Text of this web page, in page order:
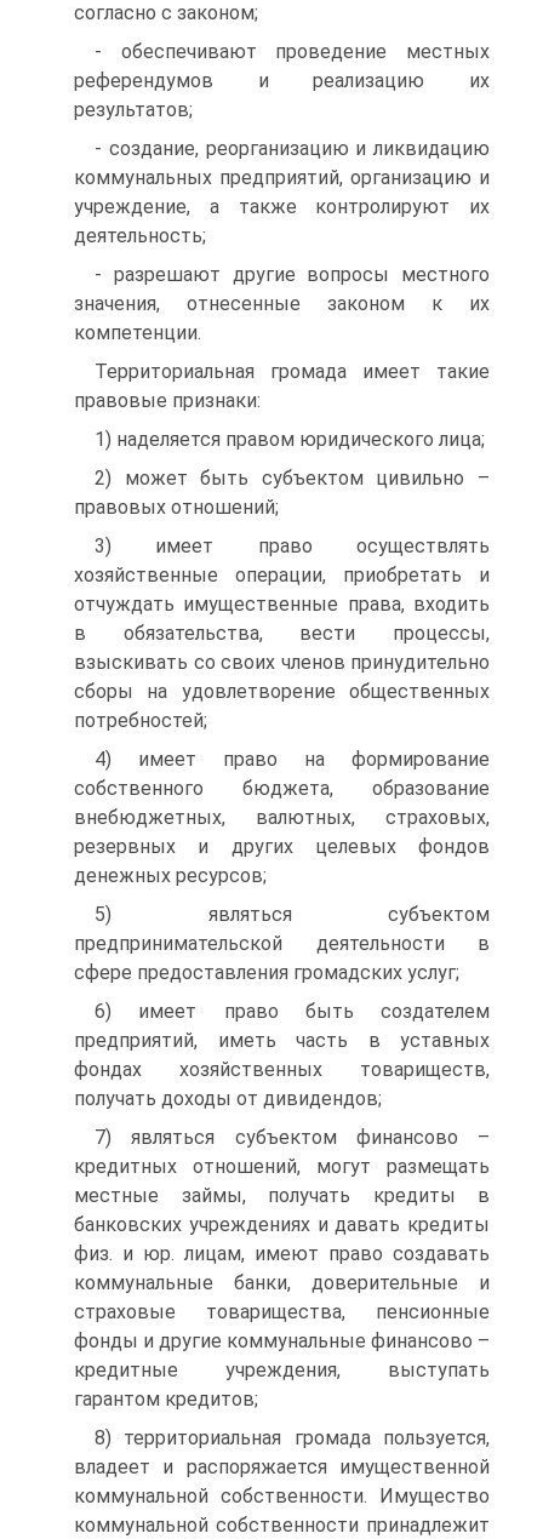
согласно с законом;
- обеспечивают проведение местных
референдумов и реализацию их
результатов;
- создание, реорганизацию и ликвидацию
коммунальных предприятий, организацию и
учреждение, а также контролируют их
деятельность;
- разрешают другие вопросы местного
значения, отнесенные законом к их
компетенции.
Территориальная громада имеет такие
правовые признаки:
1) наделяется правом юридического лица;
2) может быть субъектом цивильно –
правовых отношений;
3) имеет право осуществлять
хозяйственные операции, приобретать и
отчуждать имущественные права, входить
в обязательства, вести процессы,
взыскивать со своих членов принудительно
сборы на удовлетворение общественных
потребностей;
4) имеет право на формирование
собственного бюджета, образование
внебюджетных, валютных, страховых,
резервных и других целевых фондов
денежных ресурсов;
5) являться субъектом
предпринимательской деятельности в
сфере предоставления громадских услуг;
6) имеет право быть создателем
предприятий, иметь часть в уставных
фондах хозяйственных товариществ,
получать доходы от дивидендов;
7) являться субъектом финансово –
кредитных отношений, могут размещать
местные займы, получать кредиты в
банковских учреждениях и давать кредиты
физ. и юр. лицам, имеют право создавать
коммунальные банки, доверительные и
страховые товарищества, пенсионные
фонды и другие коммунальные финансово –
кредитные учреждения, выступать
гарантом кредитов;
8) территориальная громада пользуется,
владеет и распоряжается имущественной
коммунальной собственности. Имущество
коммунальной собственности принадлежит